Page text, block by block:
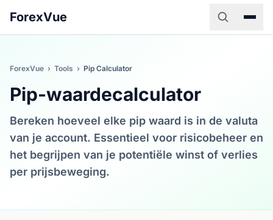
ForexVue
ForexVue › Tools › Pip Calculator
Pip-waardecalculator
Bereken hoeveel elke pip waard is in de valuta
van je account. Essentieel voor risicobeheer en
het begrijpen van je potentiële winst of verlies
per prijsbeweging.